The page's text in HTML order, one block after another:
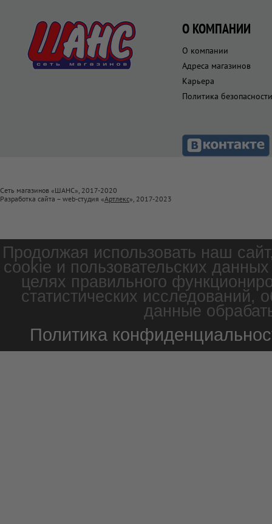
О КОМПАНИИ
О компании
Адреса магазинов
Карьера
Политика безопасности
Сеть магазинов «ШАНС», 2017-2020
Разработка сайта – web-студия «Артлекс», 2017-2023
Продолжая использовать наш
cookie и пользовательских
целях правильного
статистических
данные
Политика